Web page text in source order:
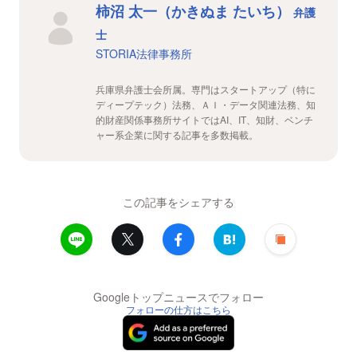
柿沼 太一（かきぬま たいち）
弁護
士
STORIA法律事務所
兵庫県弁護士会所属。専門はスタートアップ（特に
ディープテック）法務、ＡＩ・データ関連法務、知
的財産関係事務所サイトではAI、IT、知財、ベンチ
ャー系企業に関する記事を多数掲載。
この記事をシェアする
Googleトップニュースでフォロー
フォローの仕方はこちら